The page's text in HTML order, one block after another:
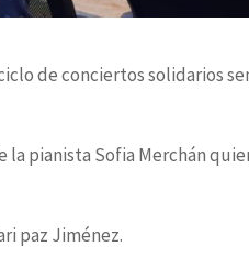
de conciertos solidarios
la pianista Sofia Merchán
paz Jiménez.